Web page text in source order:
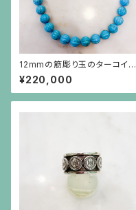
12mmの筋彫り玉のターコイズ
のネックレス
¥220,000